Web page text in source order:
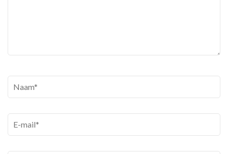
Naam*
E-
mail*